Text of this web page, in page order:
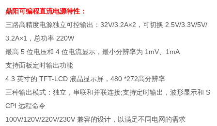
鼎阳可编程直流电源特性：
三路高精度电源独立可控输出：32V/3.2A×2 ，可切换 2.5V/3.3V/5V/
3.2A×1 ，总功率 220W
最高 5位电压和 4位电流显示，最小分辨率为 1mV
1mA
支持面板定时输出功能
4.3英寸的 TFT-LCD液晶显示屏，480 *272高分辨率
三种输出模式：独立，串联和并联连接;支持定时输出，波形显示和 S
CPI远程命令
100V/120V/220V/230V兼容的设计，以满足不同电网的需求